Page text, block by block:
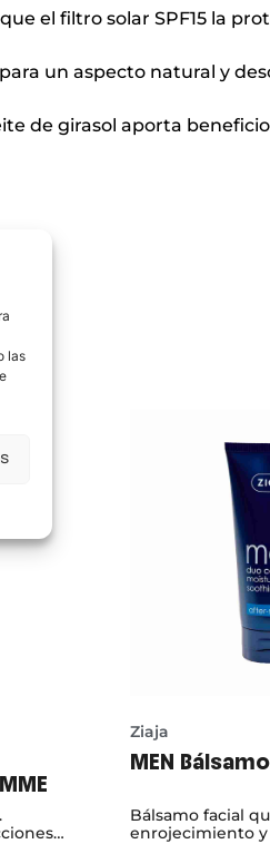
las
el filtro solar SPF15 la
un aspecto natural y
de girasol aporta
Ziaja
MEN
Bálsamo facial
enrojecimiento